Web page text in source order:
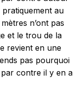
pratiquement au
n’ont pas
et le trou de la
revient en une
pas pourquoi
par contre il y en a